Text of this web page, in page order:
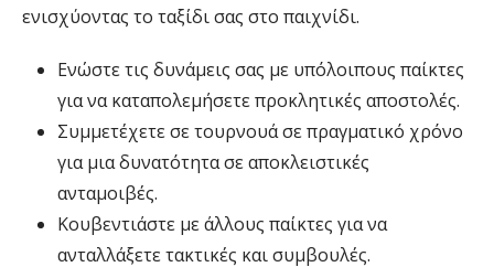
ενισχύοντας το ταξίδι σας στο παιχνίδι.
Ενώστε τις δυνάμεις σας με υπόλοιπους παίκτες
για να καταπολεμήσετε προκλητικές αποστολές.
Συμμετέχετε σε τουρνουά σε πραγματικό χρόνο
για μια δυνατότητα σε αποκλειστικές
ανταμοιβές.
Κουβεντιάστε με άλλους παίκτες για να
ανταλλάξετε τακτικές και συμβουλές.